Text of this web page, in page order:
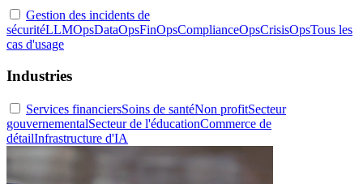
Gestion des incidents de
sécuritéLLMOpsDataOpsFinOpsComplianceOpsCrisisOpsTous les
cas d'usage
Industries
Services financiersSoins de santéNon profitSecteur
gouvernementalSecteur de l'éducationCommerce de
détailInfrastructure d'IA